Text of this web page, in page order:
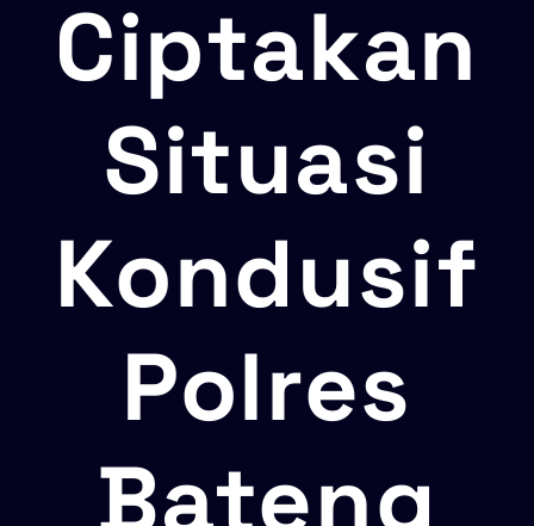
Ciptakan
Situasi
Kondusif
Polres
Bateng